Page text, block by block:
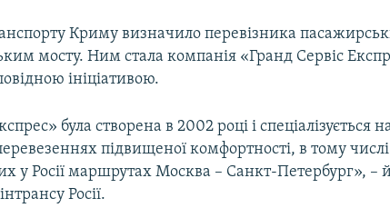
Криму визначило перевізника
мосту. Ним стала компанія «Гранд Сервіс
ініціативою.
була створена в 2002 році і спеціалізується
підвищеної комфортності, в тому
у Росії маршрутах Москва – Санкт-Петербург», –
Росії.